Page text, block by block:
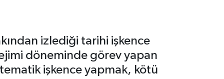
izlediği tarihi işkence
döneminde görev yapan
işkence yapmak, kötü